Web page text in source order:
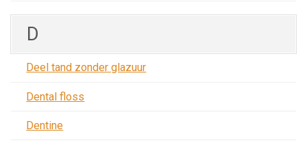
D
Deel tand zonder glazuur
Dental floss
Dentine